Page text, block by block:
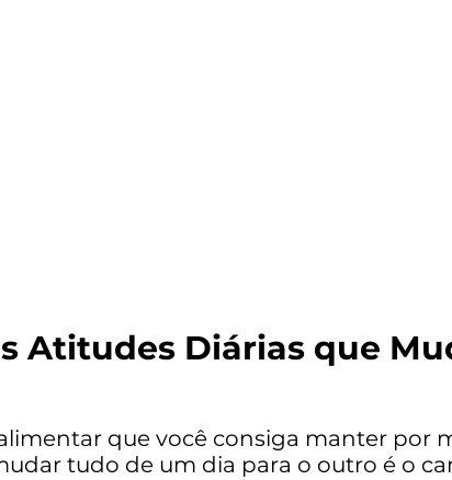
Atitudes Diárias que
que você consiga manter por
tudo de um dia para o outro é o